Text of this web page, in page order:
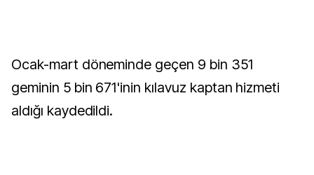
Ocak-mart döneminde geçen 9 bin 351
geminin 5 bin 671'inin kılavuz kaptan hizmeti
aldığı kaydedildi.